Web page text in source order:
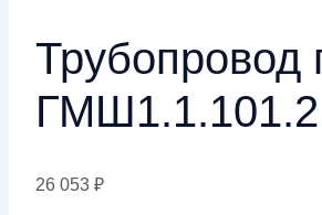
Трубопровод
26 053 ₽